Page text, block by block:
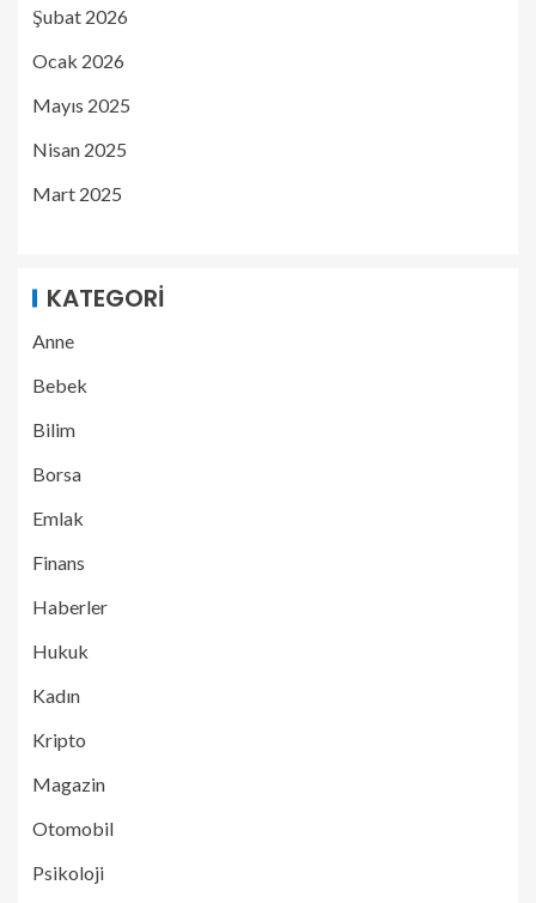
Şubat 2026
Ocak 2026
Mayıs 2025
Nisan 2025
Mart 2025
KATEGORI
Anne
Bebek
Bilim
Borsa
Emlak
Finans
Haberler
Hukuk
Kadın
Kripto
Magazin
Otomobil
Psikoloji